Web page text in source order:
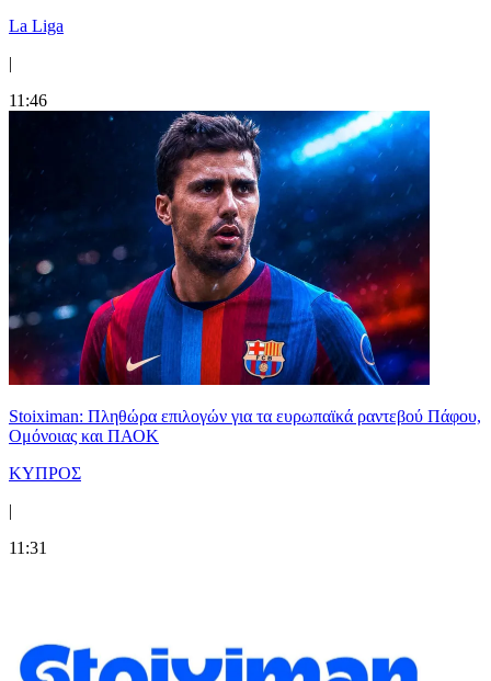
La Liga
|
11:46
Stoiximan: Πληθώρα επιλογών για τα ευρωπαϊκά ραντεβού Πάφου,
Ομόνοιας και ΠΑΟΚ
ΚΥΠΡΟΣ
|
11:31